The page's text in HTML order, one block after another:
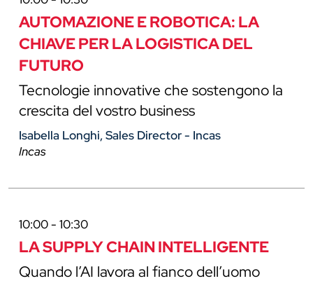
AUTOMAZIONE E ROBOTICA: LA
CHIAVE PER LA LOGISTICA DEL
FUTURO
Tecnologie innovative che sostengono la
crescita del vostro business
Isabella Longhi, Sales Director - Incas
Incas
10:00 - 10:30
LA SUPPLY CHAIN INTELLIGENTE
Quando l’AI lavora al fianco dell’uomo